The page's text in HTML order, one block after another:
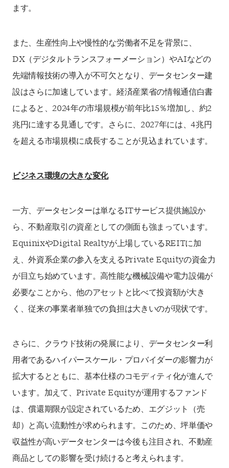
ます。
また、生産性向上や慢性的な労働者不足を背景に、
DX（デジタルトランスフォーメーション）やAIなどの
先端情報技術の導入が不可欠となり、データセンター建
設はさらに加速しています。経済産業省の情報通信白書
によると、2024年の市場規模が前年比15％増加し、約2
兆円に達する見通しです。さらに、2027年には、4兆円
を超える市場規模に成長することが見込まれています。
ビジネス環境の大きな変化
一方、データセンターは単なるITサービス提供施設か
ら、不動産取引の資産としての側面も強まっています。
EquinixやDigital Realtyが上場しているREITに加
え、外資系企業の参入を支えるPrivate Equityの資金力
が目立ち始めています。高性能な機械設備や電力設備が
必要なことから、他のアセットと比べて投資額が大き
く、従来の事業者単独での負担は大きいのが現状です。
さらに、クラウド技術の発展により、データセンター利
用者であるハイパースケール・プロバイダーの影響力が
拡大するとともに、基本仕様のコモディティ化が進んで
います。加えて、Private Equityが運用するファンド
は、償還期限が設定されているため、エグジット（売
却）と高い流動性が求められます。このため、坪単価や
収益性が高いデータセンターは今後も注目され、不動産
商品としての影響を受け続けると考えられます。